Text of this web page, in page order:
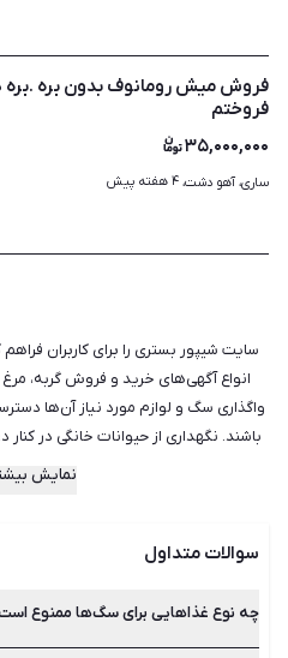
فروش میش رومانوف بدون بره .بره
فروختم
۳۵,۰۰۰,۰۰۰
ساری، آهو دشت، ۴ هفته پیش
سایت شیپور بستری را برای کاربران
انواع آگهی‌های خرید و فروش گربه،
واگذاری سگ و لوازم مورد نیاز آن‌ها
باشند. نگهداری از حیوانات خانگی در
موجب تقویت روحیه و افزایش نشاط
حیوان خانگی را دارید، باید نکاتی را
نظر بگیرید. حیوانات مختلفی را می‌توان
نمایش
سوالات متداول
چه نوع غذاهایی برای سگ‌ها ممنوع